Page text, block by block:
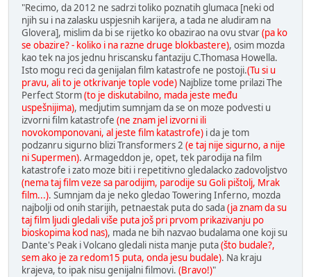
"Recimo, da 2012 ne sadrzi toliko poznatih glumaca [neki od
njih su i na zalasku uspjesnih karijera, a tada ne aludiram na
Glovera], mislim da bi se rijetko ko obazirao na ovu stvar(pa ko
se obazire? - koliko i na razne druge blokbastere), osim mozda
kao tek na jos jednu hriscansku fantaziju C.Thomasa Howella.
Isto mogu reci da genijalan film katastrofe ne postoji.(Tu si u
pravu, ali to je otkrivanje tople vode) Najblize tome prilazi The
Perfect Storm(to je diskutabilno, mada jeste među
uspešnijima), medjutim sumnjam da se on moze podvesti u
izvorni film katastrofe (ne znam jel izvorni ili
novokomponovani, al jeste film katastrofe) i da je tom
podzanru sigurno blizi Transformers 2 (e taj nije sigurno, a nije
ni Supermen). Armageddon je, opet, tek parodija na film
katastrofe i zato moze biti i repetitivno gledalacko zadovoljstvo
(nema taj film veze sa parodijim, parodije su Goli pištolj, Mrak
film...). Sumnjam da je neko gledao Towering Inferno, mozda
najbolji od onih starijih, petnaestak puta do sada(ja znam da su
taj film ljudi gledali više puta još pri prvom prikazivanju po
bioskopima kod nas), mada ne bih nazvao budalama one koji su
Dante's Peak i Volcano gledali nista manje puta(što budale?,
sem ako je za redom15 puta, onda jesu budale). Na kraju
krajeva, to ipak nisu genijalni filmovi. (Bravo!)"